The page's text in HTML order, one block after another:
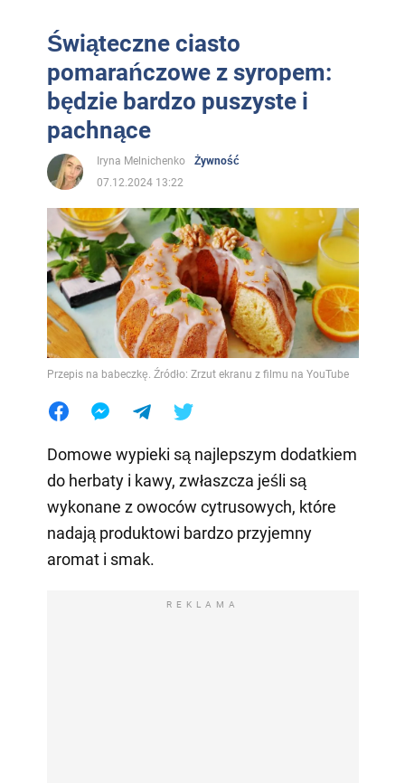
Świąteczne ciasto
pomarańczowe z syropem:
będzie bardzo puszyste i
pachnące
Iryna Melnichenko
Żywność
07.12.2024 13:22
Przepis na babeczkę. Źródło: Zrzut ekranu z filmu na YouTube
Domowe wypieki są najlepszym dodatkiem
do herbaty i kawy, zwłaszcza jeśli są
wykonane z owoców cytrusowych, które
nadają produktowi bardzo przyjemny
aromat i smak.
REKLAMA